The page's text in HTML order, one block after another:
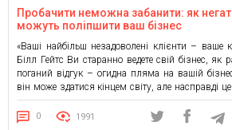
Пробачити неможна забанити: як
можуть поліпшити ваш бізнес
«Ваші найбільш незадоволені клієнти – ваше
Білл Гейтс Ви старанно ведете свій бізнес, як
поганий відгук – огидна пляма на вашій
він може здатися кінцем світу, але насправді
налагодити зв’язки. Ви можете
підкреслити свої навички обслуговування
0 1991